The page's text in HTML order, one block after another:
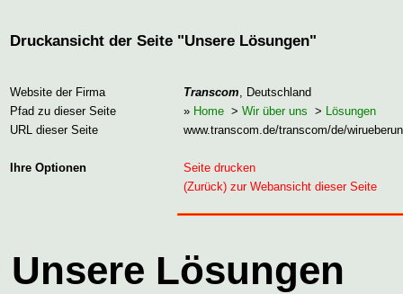
Druckansicht der Seite "Unsere Lösungen"
Website der Firma Transcom, Deutschland
Pfad zu dieser Seite
» Home > Wir über uns > Lösungen
URL dieser Seite
www.transcom.de/transcom/de/
Ihre Optionen
Seite drucken
(Zurück) zur Webansicht dieser Seite
Unsere Lösungen